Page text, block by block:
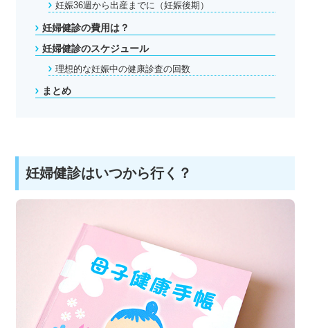
妊娠36週から出産までに（妊娠後期）
妊婦健診の費用は？
妊婦健診のスケジュール
理想的な妊娠中の健康診査の回数
まとめ
妊婦健診はいつから行く？